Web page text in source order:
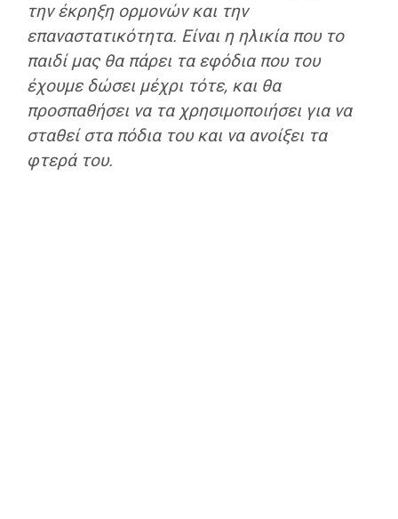
την έκρηξη ορμονών και την
επαναστατικότητα. Είναι η ηλικία που το
παιδί μας θα πάρει τα εφόδια που του
έχουμε δώσει μέχρι τότε, και θα
προσπαθήσει να τα χρησιμοποιήσει για να
σταθεί στα πόδια του και να ανοίξει τα
φτερά του.